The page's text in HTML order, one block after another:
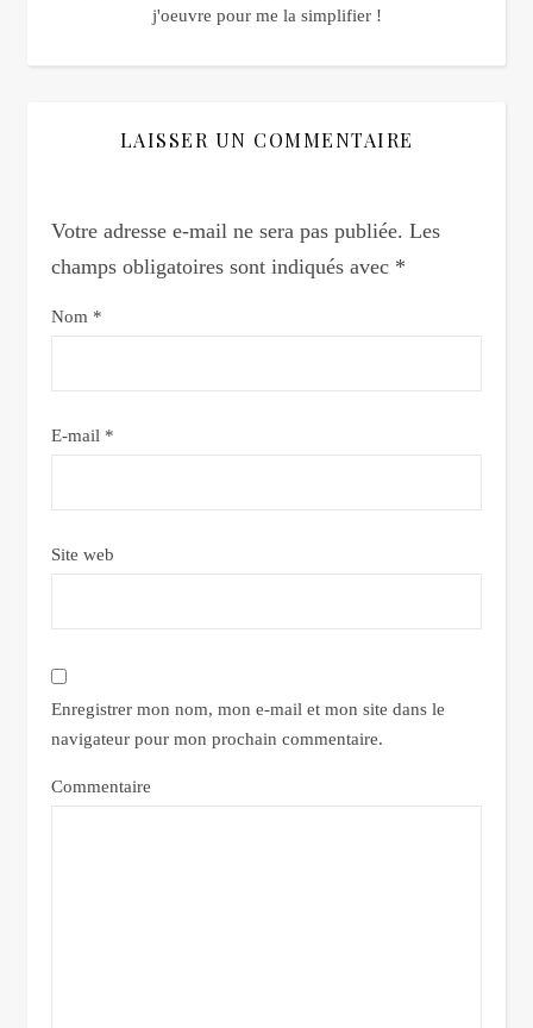
j'oeuvre pour me la simplifier !
LAISSER UN COMMENTAIRE
Votre adresse e-mail ne sera pas publiée. Les
champs obligatoires sont indiqués avec *
Nom *
E-mail *
Site web
Enregistrer mon nom, mon e-mail et mon site dans le
navigateur pour mon prochain commentaire.
Commentaire